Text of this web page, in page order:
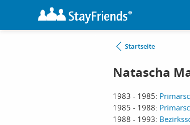
Startseite
Natascha
1983 - 1985:
1985 - 1988:
1988 - 1993: